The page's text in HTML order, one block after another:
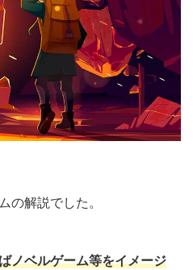
の解説でした。
ノベルゲーム等をイメージ